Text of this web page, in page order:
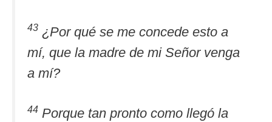
43 ¿Por qué se me concede esto a
mí, que la madre de mi Señor venga
a mí?
44 Porque tan pronto como llegó la